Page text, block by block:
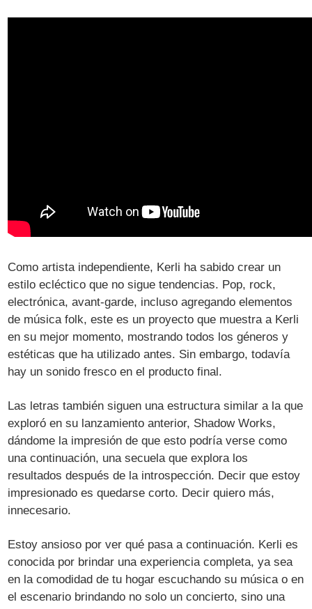
Como artista independiente, Kerli ha sabido crear un
estilo ecléctico que no sigue tendencias. Pop, rock,
electrónica, avant-garde, incluso agregando elementos
de música folk, este es un proyecto que muestra a Kerli
en su mejor momento, mostrando todos los géneros y
estéticas que ha utilizado antes. Sin embargo, todavía
hay un sonido fresco en el producto final.
Las letras también siguen una estructura similar a la que
exploró en su lanzamiento anterior, Shadow Works,
dándome la impresión de que esto podría verse como
una continuación, una secuela que explora los
resultados después de la introspección. Decir que estoy
impresionado es quedarse corto. Decir quiero más,
innecesario.
Estoy ansioso por ver qué pasa a continuación. Kerli es
conocida por brindar una experiencia completa, ya sea
en la comodidad de tu hogar escuchando su música o en
el escenario brindando no solo un concierto, sino una